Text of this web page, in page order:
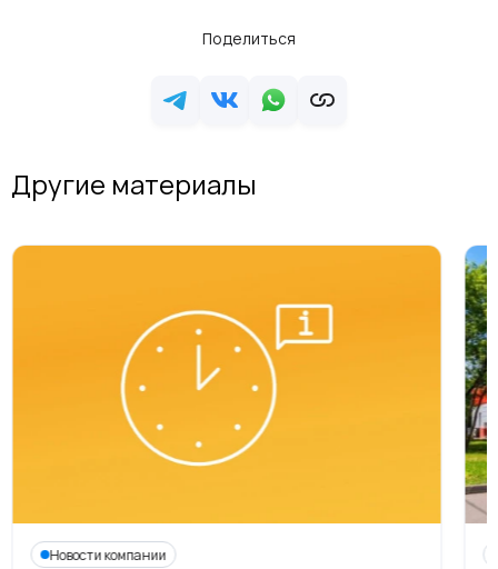
Поделиться
Другие материалы
Новости компании